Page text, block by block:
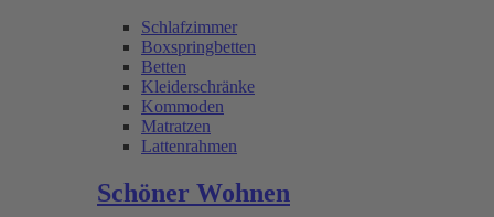
Schlafzimmer
Boxspringbetten
Betten
Kleiderschränke
Kommoden
Matratzen
Lattenrahmen
Schöner Wohnen